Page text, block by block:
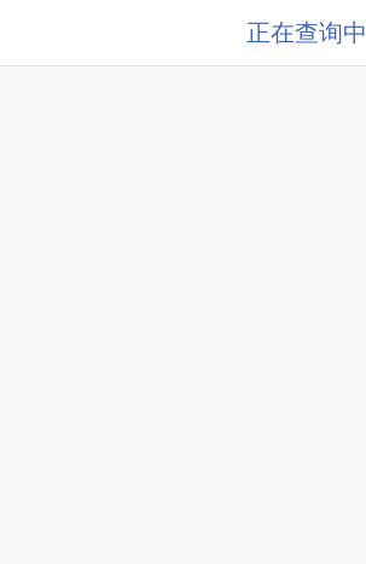
正在查询中